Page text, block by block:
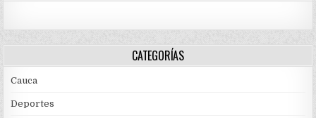
CATEGORÍAS
Cauca
Deportes